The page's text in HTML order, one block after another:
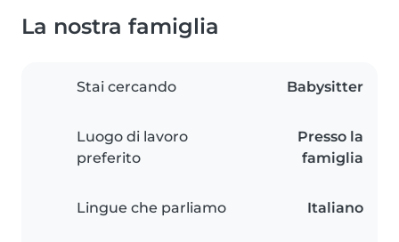
La nostra famiglia
Stai cercando Babysitter
Luogo di lavoro
preferito
Presso la
famiglia
Lingue che parliamo Italiano